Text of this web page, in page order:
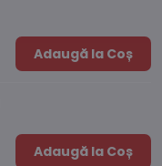
Adaugă la Coș
Adaugă la Coș